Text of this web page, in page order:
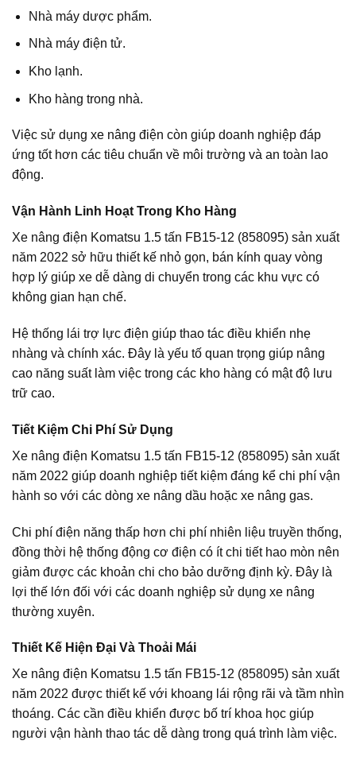
Nhà máy dược phẩm.
Nhà máy điện tử.
Kho lạnh.
Kho hàng trong nhà.
Việc sử dụng xe nâng điện còn giúp doanh nghiệp đáp
ứng tốt hơn các tiêu chuẩn về môi trường và an toàn lao
động.
Vận Hành Linh Hoạt Trong Kho Hàng
Xe nâng điện Komatsu 1.5 tấn FB15-12 (858095) sản xuất
năm 2022 sở hữu thiết kế nhỏ gọn, bán kính quay vòng
hợp lý giúp xe dễ dàng di chuyển trong các khu vực có
không gian hạn chế.
Hệ thống lái trợ lực điện giúp thao tác điều khiển nhẹ
nhàng và chính xác. Đây là yếu tố quan trọng giúp nâng
cao năng suất làm việc trong các kho hàng có mật độ lưu
trữ cao.
Tiết Kiệm Chi Phí Sử Dụng
Xe nâng điện Komatsu 1.5 tấn FB15-12 (858095) sản xuất
năm 2022 giúp doanh nghiệp tiết kiệm đáng kể chi phí vận
hành so với các dòng xe nâng dầu hoặc xe nâng gas.
Chi phí điện năng thấp hơn chi phí nhiên liệu truyền thống,
đồng thời hệ thống động cơ điện có ít chi tiết hao mòn nên
giảm được các khoản chi cho bảo dưỡng định kỳ. Đây là
lợi thế lớn đối với các doanh nghiệp sử dụng xe nâng
thường xuyên.
Thiết Kế Hiện Đại Và Thoải Mái
Xe nâng điện Komatsu 1.5 tấn FB15-12 (858095) sản xuất
năm 2022 được thiết kế với khoang lái rộng rãi và tầm nhìn
thoáng. Các cần điều khiển được bố trí khoa học giúp
người vận hành thao tác dễ dàng trong quá trình làm việc.